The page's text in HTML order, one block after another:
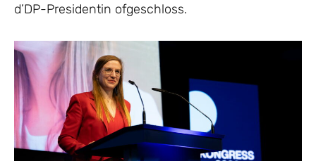
d’DP-Presidentin ofgeschloss.